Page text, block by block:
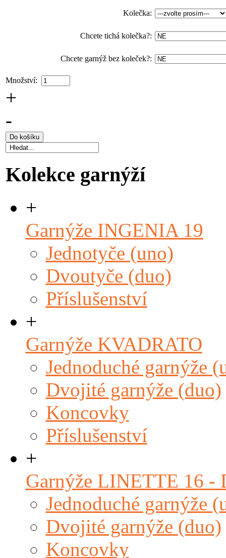
Kolečka:
Chcete tichá kolečka?:
Chcete garnýž bez koleček?:
Množství:
+
-
Kolekce garnýží
+
Garnýže INGENIA 19
Jednotyče (uno)
Dvoutyče (duo)
Příslušenství
+
Garnýže KVADRATO
Jednoduché garnýže
Dvojité garnýže (duo)
Koncovky
Příslušenství
+
Garnýže LINETTE 16 -
Jednoduché garnýže
Dvojité garnýže (duo)
Koncovky